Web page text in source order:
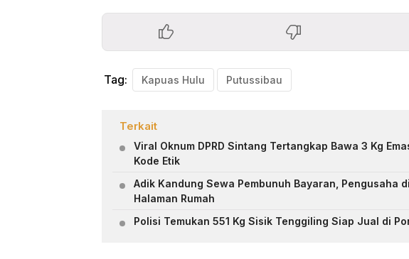
Tag: Kapuas Hulu Putussibau
Terkait
Viral Oknum DPRD Sintang Tertangkap Bawa 3 Kg
Kode Etik
Adik Kandung Sewa Pembunuh Bayaran, Pengusaha
Halaman Rumah
Polisi Temukan 551 Kg Sisik Tenggiling Siap Jual di